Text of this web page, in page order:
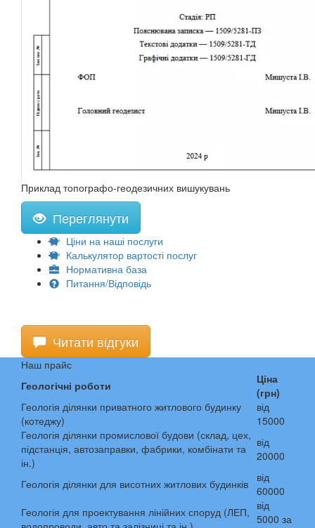
Приклад топографо-геодезичних вишукувань
Переглянути
Ціни на наші послуги
Калькулятор вартості послуг
Нормативна база
Питання/Відповідь
Читати відгуки
Наш прайс
Геологічні роботи
Ціна
(грн)
Геологія ділянки приватного житлового будинку
(котеджу)
від
15000
Геологія ділянки промислової будови (склад, цех,
підстанція, автозаправки, фабрики, комбінати та
ін.)
від
20000
Геологія ділянки для висотних житлових будинків
від
60000
Геологія для проектування лінійних споруд (ЛЕП, від
5000 за